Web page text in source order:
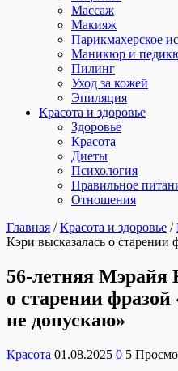
Массаж
Макияж
Парикмахерское
Маникюр и
Пилинг
Уход за кожей
Эпиляция
Красота и здоровье
Здоровье
Красота
Диеты
Психология
Правильное
Отношения
Главная / Красота и здоровье /
Кэри высказалась о старении
56-летняя Мэрайя
о старении фразой
не допускаю»
Красота 01.08.2025 0 5